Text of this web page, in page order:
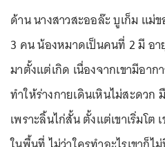
ด้าน นางสาวสะออล๊ะ บูเก็ม แม่
3 คน น้องหมาดเป็นคนที่ 2 มี อ
มาตั้งแต่เกิด เนื่องจากเขามีอา
ทำให้ร่างกายเดินเหินไม่สะดว
เพราะลิ้นไก่สั้น ตั้งแต่เขาเริ่มโต